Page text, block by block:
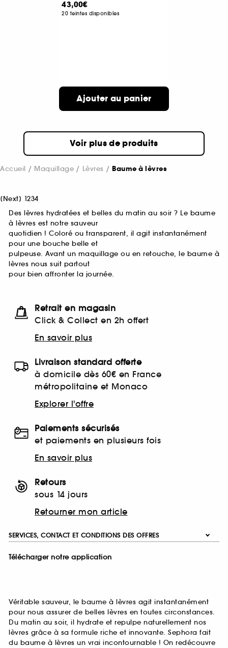
43,00€
20 teintes disponibles
Ajouter au panier
Voir plus de produits
Accueil Maquillage Lèvres Baume à lèvres
[Next] 1234
Des lèvres hydratées et belles du matin au soir ? Le baume
à lèvres est notre sauveur
quotidien ! Coloré ou transparent, il agit instantanément
pour une bouche belle et
pulpeuse. Avant un maquillage ou en retouche, le baume à
lèvres nous suit partout
pour bien affronter la journée.
Retrait en magasin
Click & Collect en 2h offert
En savoir plus
Livraison standard offerte
à domicile dès 60€ en France
métropolitaine et Monaco
Explorer l'offre
Paiements sécurisés
et paiements en plusieurs fois
En savoir plus
Retours
sous 14 jours
Retourner mon article
SERVICES, CONTACT ET CONDITIONS DES OFFRES
Télécharger notre application
Véritable sauveur, le baume à lèvres agit instantanément
pour nous assurer de belles lèvres en toutes circonstances.
Du matin au soir, il hydrate et repulpe naturellement nos
lèvres grâce à sa formule riche et innovante. Sephora fait
du baume à lèvres un vrai incontournable ! On redécouvre